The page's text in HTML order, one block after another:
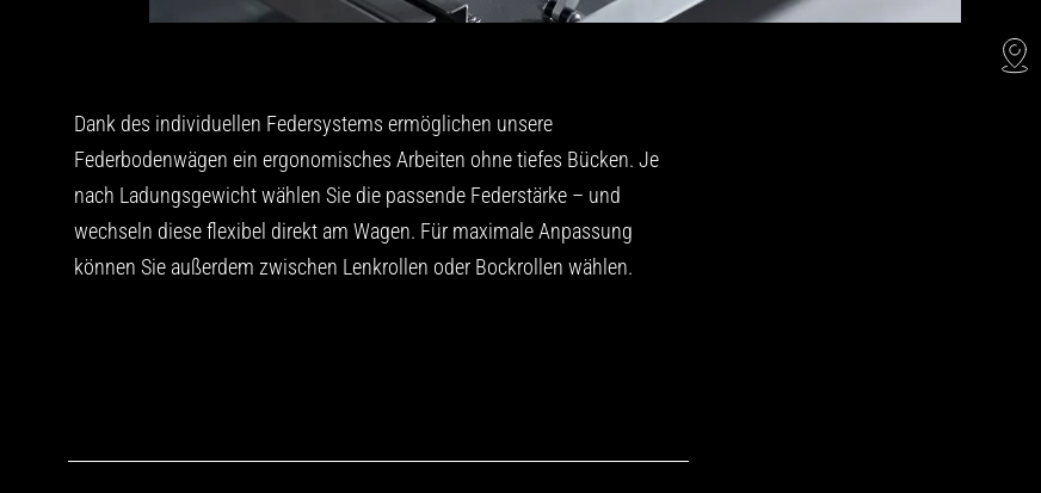
Dank des individuellen Federsystems ermöglichen unsere
Federbodenwägen ein ergonomisches Arbeiten ohne tiefes Bücken. Je
nach Ladungsgewicht wählen Sie die passende Federstärke – und
wechseln diese flexibel direkt am Wagen. Für maximale Anpassung
können Sie außerdem zwischen Lenkrollen oder Bockrollen wählen.